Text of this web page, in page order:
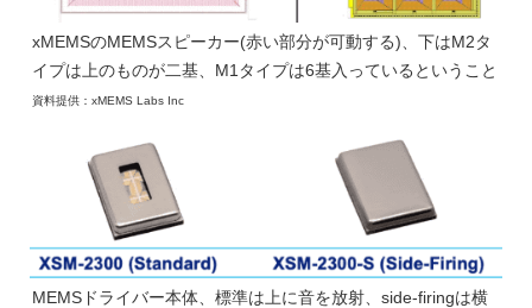
xMEMSのMEMSスピーカー(赤い部分が可動する)、下はM2タ
イプは上のものが二基、M1タイプは6基入っているということ
資料提供：xMEMS Labs Inc
MEMSドライバー本体、標準は上に音を放射、side-firingは横